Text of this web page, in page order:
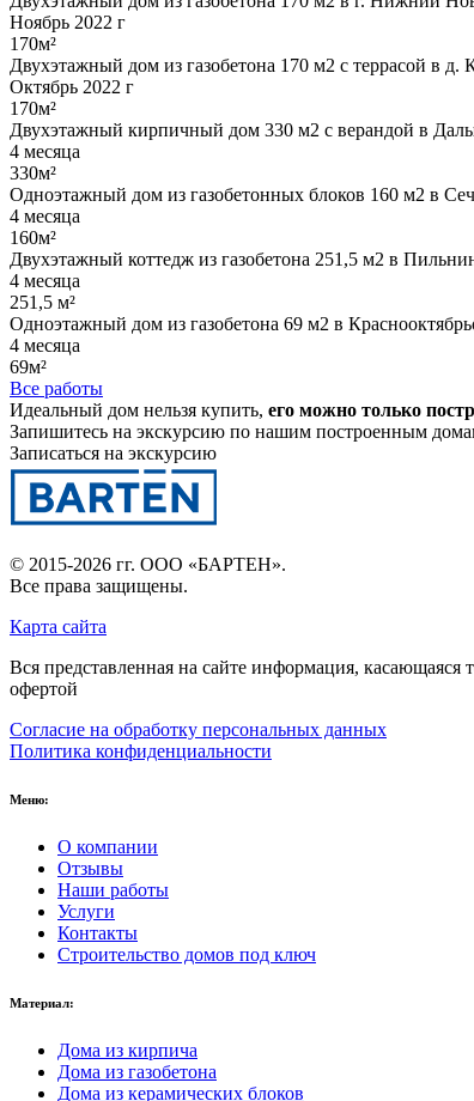
Ноябрь 2022 г
170м²
Двухэтажный дом из газобетона 170 м2 с террасой в
Октябрь 2022 г
170м²
Двухэтажный кирпичный дом 330 м2 с верандой в
4 месяца
330м²
Одноэтажный дом из газобетонных блоков 160 м2 в
4 месяца
160м²
Двухэтажный коттедж из газобетона 251,5 м2 в
4 месяца
251,5 м²
Одноэтажный дом из газобетона 69 м2 в
4 месяца
69м²
Все работы
Идеальный дом нельзя купить, его можно только
Запишитесь на экскурсию по нашим построенным
Записаться на экскурсию
© 2015-2026 гг. ООО «БАРТЕН».
Все права защищены.
Карта сайта
Вся представленная на сайте информация,
офертой
Согласие на обработку персональных данных
Политика конфиденциальности
Меню:
О компании
Отзывы
Наши работы
Услуги
Контакты
Строительство домов под ключ
Материал:
Дома из кирпича
Дома из газобетона
Дома из керамических блоков